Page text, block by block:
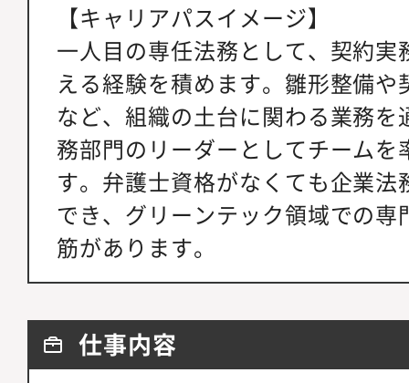
【キャリアパスイメージ】
一人目の専任法務として、契約
える経験を積めます。雛形整備
など、組織の土台に関わる業務
務部門のリーダーとしてチーム
す。弁護士資格がなくても企業
でき、グリーンテック領域での
筋があります。
仕事内容